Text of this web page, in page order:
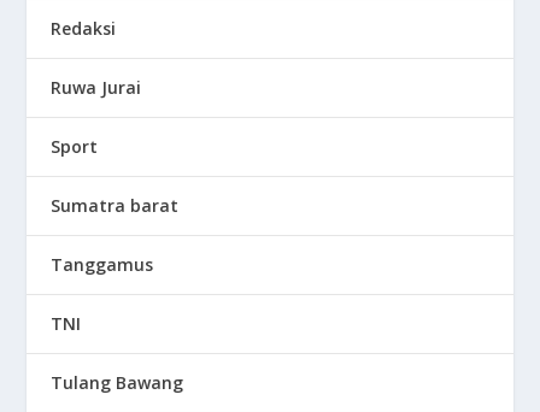
Redaksi
Ruwa Jurai
Sport
Sumatra barat
Tanggamus
TNI
Tulang Bawang